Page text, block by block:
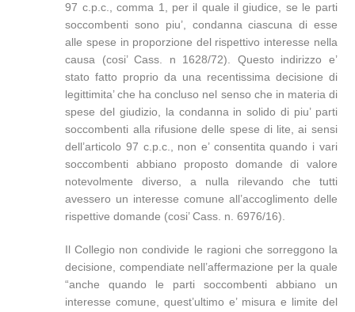
97 c.p.c., comma 1, per il quale il giudice, se le parti
soccombenti sono piu’, condanna ciascuna di esse
alle spese in proporzione del rispettivo interesse nella
causa (cosi’ Cass. n 1628/72). Questo indirizzo e’
stato fatto proprio da una recentissima decisione di
legittimita’ che ha concluso nel senso che in materia di
spese del giudizio, la condanna in solido di piu’ parti
soccombenti alla rifusione delle spese di lite, ai sensi
dell’articolo 97 c.p.c., non e’ consentita quando i vari
soccombenti abbiano proposto domande di valore
notevolmente diverso, a nulla rilevando che tutti
avessero un interesse comune all’accoglimento delle
rispettive domande (cosi’ Cass. n. 6976/16).
Il Collegio non condivide le ragioni che sorreggono la
decisione, compendiate nell’affermazione per la quale
“anche quando le parti soccombenti abbiano un
interesse comune, quest’ultimo e’ misura e limite del